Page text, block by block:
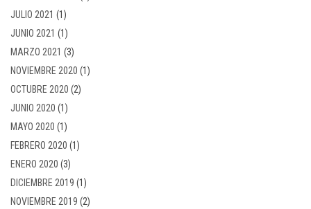
JULIO 2021 (1)
JUNIO 2021 (1)
MARZO 2021 (3)
NOVIEMBRE 2020 (1)
OCTUBRE 2020 (2)
JUNIO 2020 (1)
MAYO 2020 (1)
FEBRERO 2020 (1)
ENERO 2020 (3)
DICIEMBRE 2019 (1)
NOVIEMBRE 2019 (2)